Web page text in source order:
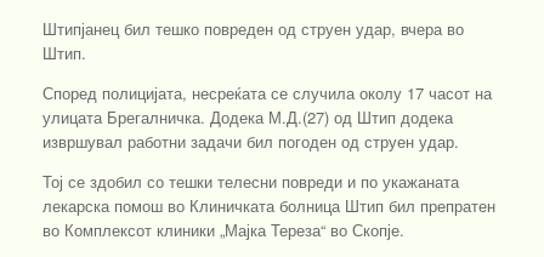
Штипјанец бил тешко повреден од струен удар, вчера во
Штип.
Според полицијата, несреќата се случила околу 17 часот на
улицата Брегалничка. Додека М.Д.(27) од Штип додека
извршувал работни задачи бил погоден од струен удар.
Тој се здобил со тешки телесни повреди и по укажаната
лекарска помош во Клиничката болница Штип бил препратен
во Комплексот клиники „Мајка Тереза“ во Скопје.